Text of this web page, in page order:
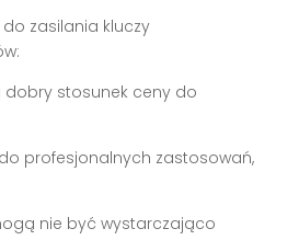
zasilania kluczy
dobry stosunek ceny do
profesjonalnych zastosowań,
nie być wystarczająco